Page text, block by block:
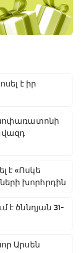
է իր
է «Ոսկե
խորհրդին
է ծննդյան 31-
Արսեն